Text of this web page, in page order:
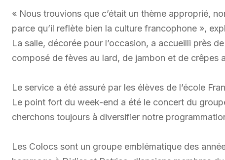
« Nous trouvions que c’était un thème approprié,
parce qu’il reflète bien la culture francophone »,
La salle, décorée pour l’occasion, a accueilli près
composé de fèves au lard, de jambon et de crêpes
Le service a été assuré par les élèves de l’école
Le point fort du week-end a été le concert du
cherchons toujours à diversifier notre
Les Colocs sont un groupe emblématique des